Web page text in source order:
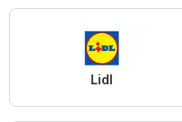
Lidl